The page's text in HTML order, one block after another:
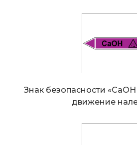
Знак безопасности
движение